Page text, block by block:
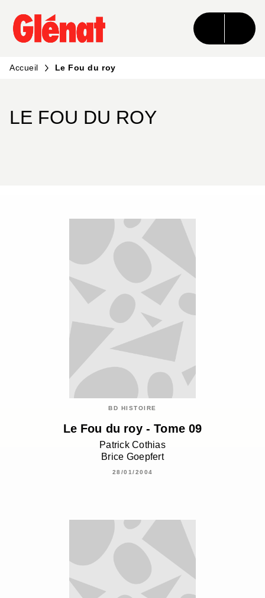
MENU RECHERCHE CONTENU
PIED DE PAGE
Accueil Le Fou du roy
LE FOU DU ROY
BD HISTOIRE
Le Fou du roy - Tome 09
Patrick Cothias
Brice Goepfert
28/01/2004